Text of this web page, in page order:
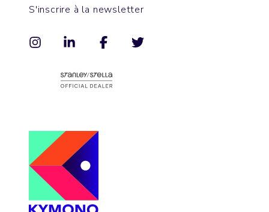
S'inscrire à la newsletter